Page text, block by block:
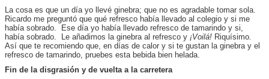
La cosa es que un día yo llevé ginebra; que no es agradable tomar sola.
Ricardo me preguntó que qué refresco había llevado al colegio y si me
había sobrado. Ese día yo había llevado refresco de tamarindo y si,
había sobrado. Le añadimos la ginebra al refresco y ¡Voilá! Riquísimo
Así que te recomiendo que, en días de calor y si te gustan la ginebra y el
refresco de tamarindo, pruebes esta bebida bien helada.
Fin de la disgrasión y de vuelta a la carretera